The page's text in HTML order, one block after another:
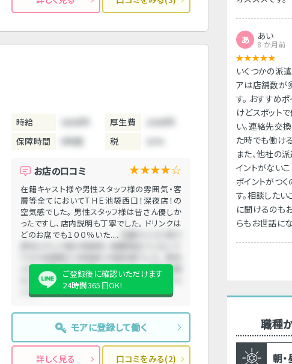
時給 3800円 厚生費
1000円
保障時間
5時間 税
お店の口コミ ★★★★☆
在籍キャスト様や男性スタッフ様の雰囲気・客
層等全てにおいてＴＨＥ池袋西口！深夜店！の
空気感でした。 男性スタッフ様は皆さん優しか
ったですし、店内説明も丁寧でした。 ドリンクは
どのお席でも１００％いた....
在籍キャスト様や
男性スタッフ様の雰囲気・客層等全てにおいて
スタッフ様は皆さん優しかったですし、店内説明
も丁寧でした。 ドリンクはどのお席でも１００％
いた....
ご登録後に確認いただけます
24時間365日OK!
モアに登録して働く
詳しく見る 口コミをみる(2)
あ あい
8 か月前
いくつかの派
アは店舗数が
す。 おすすめ
けどスポット
い。連絡先交
た時でも働け
また、他社の
イントがない
ポイントがつ
す。相談した
に聞けるのも
らもお世話に
職種
朝